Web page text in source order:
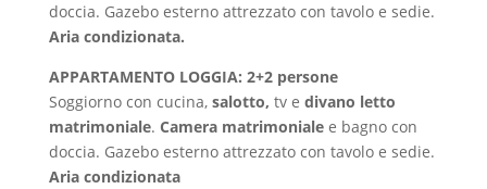
doccia. Gazebo esterno attrezzato con tavolo e sedie.
Aria condizionata.
APPARTAMENTO LOGGIA: 2+2 persone
Soggiorno con cucina, salotto, tv e divano letto
matrimoniale. Camera matrimonialee bagno con
doccia. Gazebo esterno attrezzato con tavolo e sedie.
Aria condizionata